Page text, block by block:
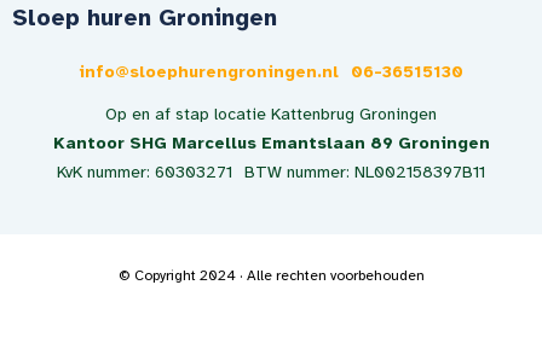
Sloep huren Groningen
info@sloephurengroningen.nl 06-36515130
Op en af stap locatie Kattenbrug Groningen
Kantoor SHG Marcellus Emantslaan 89 Groningen
KvK nummer: 60303271
BTW nummer: NL002158397B11
© Copyright 2024 · Alle rechten voorbehouden